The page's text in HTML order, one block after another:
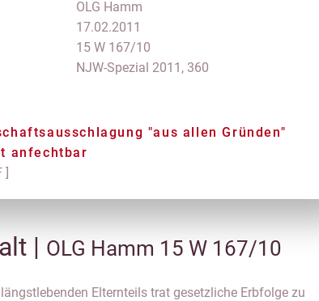
OLG Hamm
17.02.2011
15 W 167/10
NJW-Spezial 2011, 360
"aus allen Gründen"
anfechtbar
]
| OLG Hamm 15 W 167/10
Elternteils trat gesetzliche Erbfolge zu
Erben eingesetzt wurden, gültig sei, so dass er die